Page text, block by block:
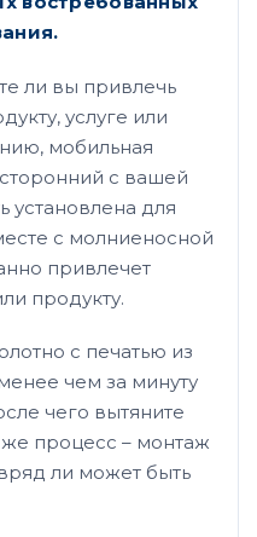
ли вы привлечь
услуге или
мобильная
с вашей
для
с молниеносной
привлечет
продукту.
с печатью из
чем за минуту
чего вытяните
процесс – монтаж
ли может быть